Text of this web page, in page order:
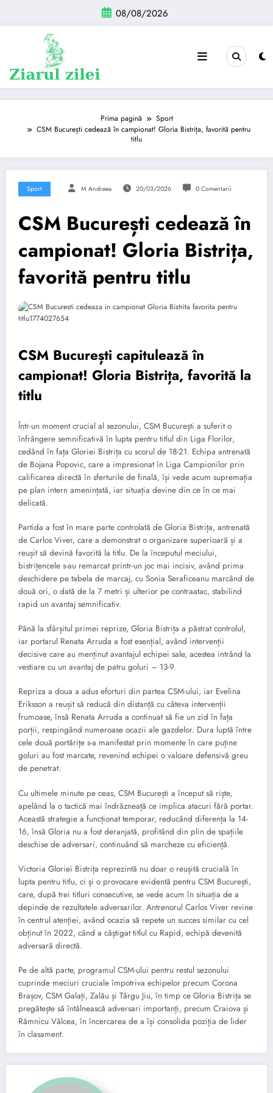
conținut
08/08/2026
Prima pagină
Sport
CSM București cedează în campionat! Gloria Bistrița, favorită pentru
titlu
Sport M Andreea 20/03/2026 0 Comentarii
CSM București cedează în
campionat! Gloria Bistrița,
favorită pentru titlu
CSM București capitulează în
campionat! Gloria Bistrița, favorită la
titlu
Într-un moment crucial al sezonului, CSM București a suferit o
înfrângere semnificativă în lupta pentru titlul din Liga Florilor,
cedând în fața Gloriei Bistrița cu scorul de 18-21. Echipa antrenată
de Bojana Popovic, care a impresionat în Liga Campionilor prin
calificarea directă în sferturile de finală, își vede acum supremația
pe plan intern amenințată, iar situația devine din ce în ce mai
delicată.
Partida a fost în mare parte controlată de Gloria Bistrița, antrenată
de Carlos Viver, care a demonstrat o organizare superioară și a
reușit să devină favorită la titlu. De la începutul meciului,
bistrițencele s-au remarcat printr-un joc mai incisiv, având prima
deschidere pe tabela de marcaj, cu Sonia Seraficeanu marcând de
două ori, o dată de la 7 metri și ulterior pe contraatac, stabilind
rapid un avantaj semnificativ.
Până la sfârșitul primei reprize, Gloria Bistrița a păstrat controlul,
iar portarul Renata Arruda a fost esențial, având intervenții
decisive care au menținut avantajul echipei sale, acestea intrând la
vestiare cu un avantaj de patru goluri – 13-9.
Repriza a doua a adus eforturi din partea CSM-ului, iar Evelina
Eriksson a reușit să reducă din distanță cu câteva intervenții
frumoase, însă Renata Arruda a continuat să fie un zid în fața
porții, respingând numeroase ocazii ale gazdelor. Dura luptă între
cele două portărițe s-a manifestat prin momente în care puține
goluri au fost marcate, revenind echipei o valoare defensivă greu
de penetrat.
Cu ultimele minute pe ceas, CSM București a început să riște,
apelând la o tactică mai îndrăzneață ce implica atacuri fără portar.
Această strategie a funcționat temporar, reducând diferența la 14-
16, însă Gloria nu a fost deranjată, profitând din plin de spațiile
deschise de adversari, continuând să marcheze cu eficiență.
Victoria Gloriei Bistrița reprezintă nu doar o reușită crucială în
lupta pentru titlu, ci și o provocare evidentă pentru CSM București,
care, după trei titluri consecutive, se vede acum în situația de a
depinde de rezultatele adversarilor. Antrenorul Carlos Viver revine
în centrul atenției, având ocazia să repete un succes similar cu cel
obținut în 2022, când a câștigat titlul cu Rapid, echipă devenită
adversară directă.
Pe de altă parte, programul CSM-ului pentru restul sezonului
cuprinde meciuri cruciale împotriva echipelor precum Corona
Brașov, CSM Galați, Zalău și Târgu Jiu, în timp ce Gloria Bistrița se
pregătește să întâlnească adversari importanți, precum Craiova și
Râmnicu Vâlcea, în încercarea de a își consolida poziția de lider
în clasament.